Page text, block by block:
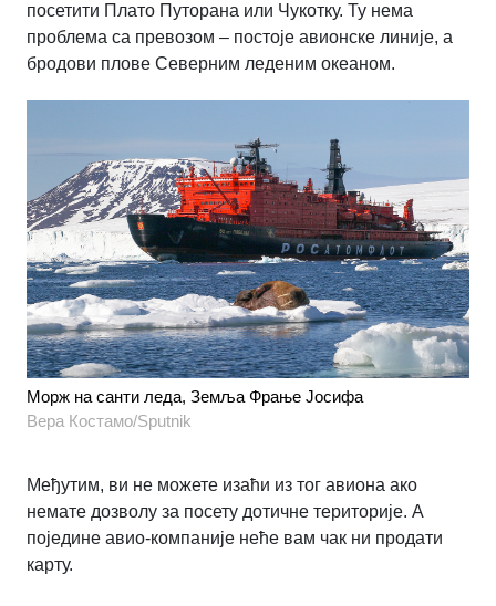
посетити Плато Путорана или Чукотку. Ту нема
проблема са превозом – постоје авионске линије, а
бродови плове Северним леденим океаном.
Морж на санти леда, Земља Фрање Јосифа
Вера Костамо/Sputnik
Међутим, ви не можете изаћи из тог авиона ако
немате дозволу за посету дотичне територије. А
поједине авио-компаније неће вам чак ни продати
карту.